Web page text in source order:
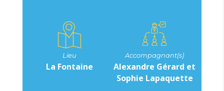
Lieu
La Fontaine
Accompagnant(s)
Alexandre Gérard et
Sophie Lapaquette